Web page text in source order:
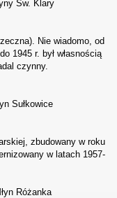
Św. Klary
Nie wiadomo, od
1945 r. był własnością
czynny.
Sułkowice
zbudowany w roku
w latach 1957-
Różanka